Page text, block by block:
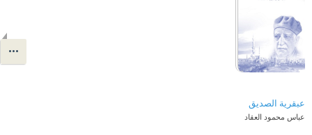
عبقرية الصديق
عباس محمود العقاد